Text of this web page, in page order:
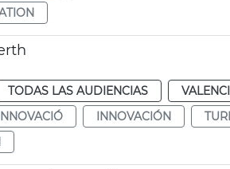
TODAS LAS AUDIENCIAS
INNOVACIÓN